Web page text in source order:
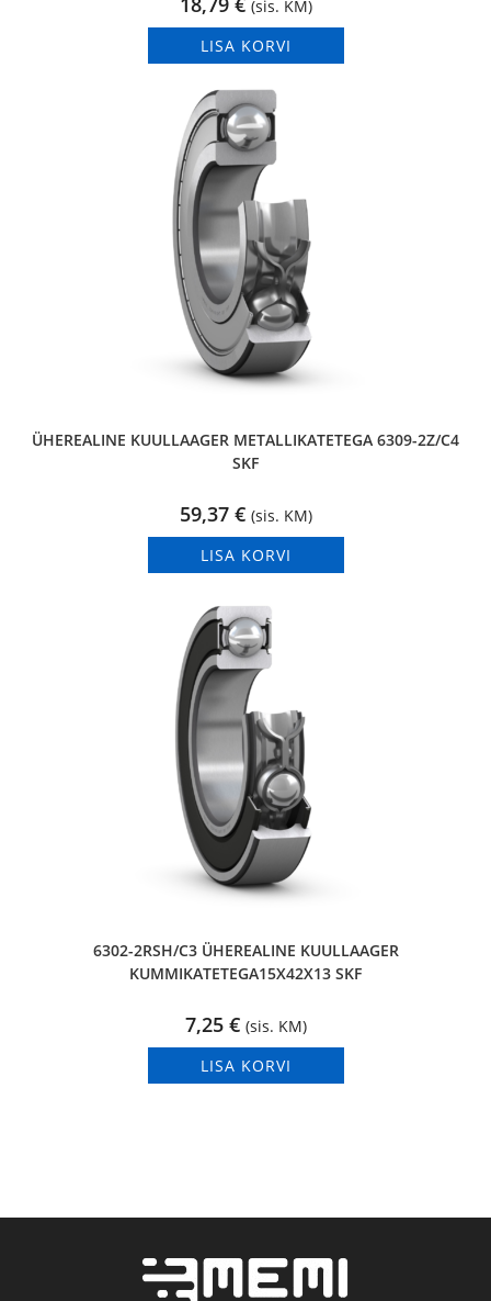
(sis. KM)
LISA KORVI
ÜHEREALINE KUULLAAGER METALLIKATETEGA 6309-2Z/C4
SKF
59,37 € (sis. KM)
LISA KORVI
6302-2RSH/C3 ÜHEREALINE KUULLAAGER
KUMMIKATETEGA15X42X13 SKF
7,25 € (sis. KM)
LISA KORVI